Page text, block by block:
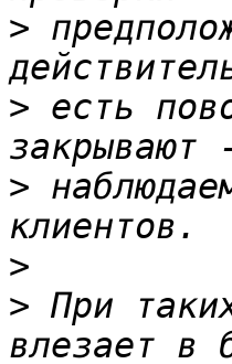
>
> есть
>
>
> При